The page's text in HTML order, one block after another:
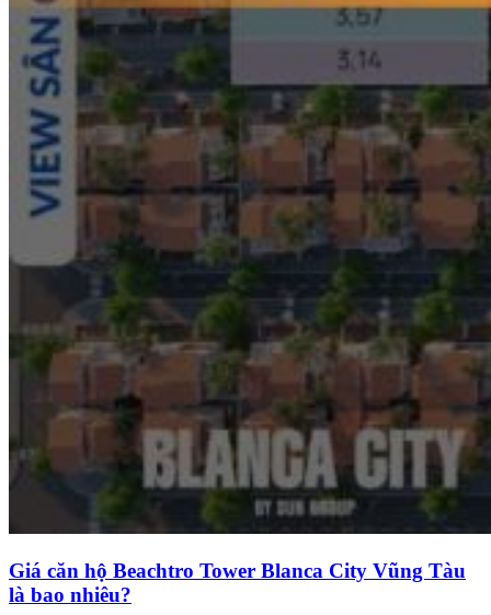
Giá căn hộ Beachtro Tower Blanca City Vũng Tàu
là bao nhiêu?